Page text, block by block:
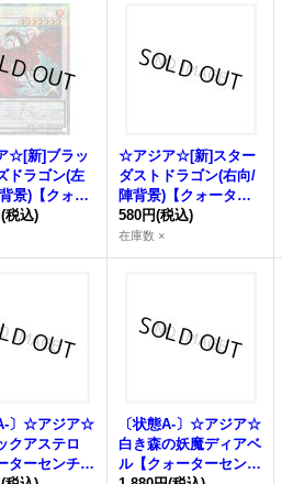
☆[新]ブラッ
ドラゴン(左
景)【クォー
チュリーシー
】{アジアQC
《シンク
(税込)
☆アジア☆[新]スター
ダストドラゴン(右向/
陣背景)【クォーター
センチュリーシークレ
ット】{アジアQCAC-J
P033}《シンクロ》
580円(税込)
在庫数 ×
A-〕☆アジア☆
クアステロ
ターセンチュ
〔状態A-〕☆アジア☆
白き森の妖魔ディアベ
ル【クォーターセンチ